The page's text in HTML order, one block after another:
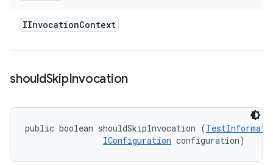
IInvocationContext
shouldSkipInvocation
public boolean shouldSkipInvocation (
IConfiguration configuration)